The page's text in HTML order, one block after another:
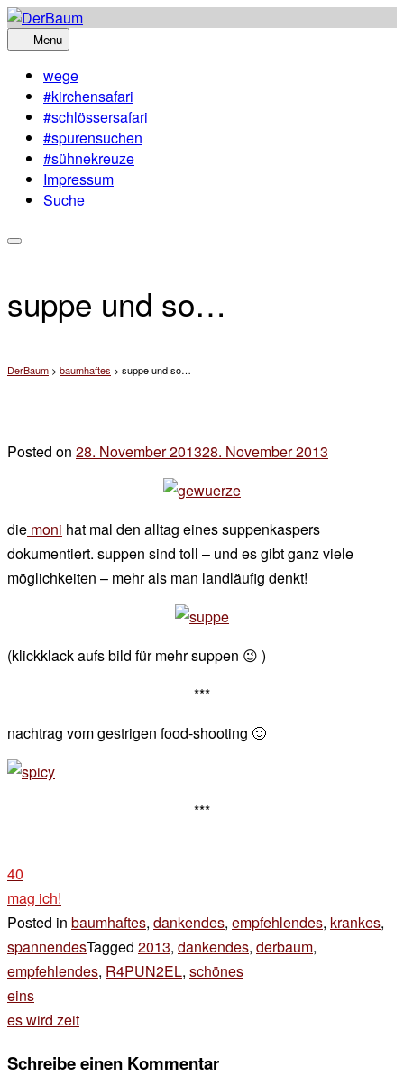
Skip
to
Menu
wege
#kirchensafari
#schlössersafari
#spurensuchen
#sühnekreuze
Impressum
Suche
suppe und so…
DerBaum > baumhaftes > suppe und so…
Posted on 28. November 201328. November 2013
die moni hat mal den alltag eines suppenkaspers
dokumentiert. suppen sind toll – und es gibt ganz viele
möglichkeiten – mehr als man landläufig denkt!
(klickklack aufs bild für mehr suppen 😉 )
***
nachtrag vom gestrigen food-shooting 🙂
***
40
mag ich!
Posted in baumhaftes, dankendes, empfehlendes, krankes,
spannendesTagged 2013, dankendes, derbaum,
empfehlendes, R4PUN2EL, schönes
Beitragsnavigation
eins
es wird zeit
Schreibe einen Kommentar